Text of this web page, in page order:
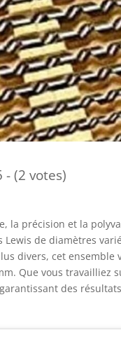
- (2 votes)
la précision et la
Lewis de diamètres
divers, cet ensemble
Que vous travailliez
des